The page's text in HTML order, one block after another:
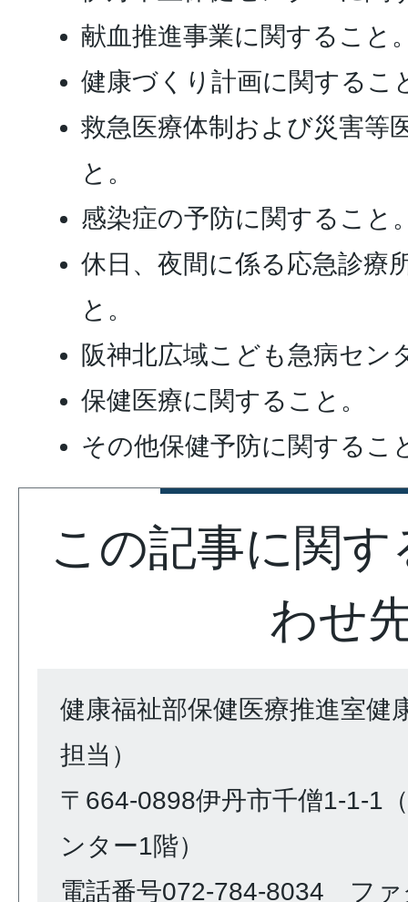
献血推進事業に関すること
健康づくり計画に関するこ
救急医療体制および災害等
と。
感染症の予防に関すること
休日、夜間に係る応急診療
と。
阪神北広域こども急病セン
保健医療に関すること。
その他保健予防に関するこ
この記事に関
わせ
健康福祉部保健医療推進室健
担当）
〒664-0898伊丹市千僧1-1-1
ンター1階）
電話番号072-784-8034 ファ